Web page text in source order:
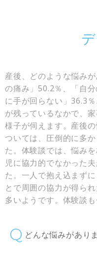
産後、どのような悩み
の痛み」50.2％、「自
に手が回らない」36.3
が残っているなかで、
様子が伺えます。産後
ついては、圧倒的に多
た。体験談では、悩み
児に協力的でなかった
た。一人で抱え込まず
とで周囲の協力が得ら
多いようです。体験談
どんな悩みがあり